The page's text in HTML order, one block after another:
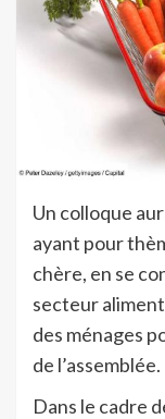
Un colloque
ayant pour
chère, en se
secteur
des ménages
de l’assemblée.
Dans le cadre